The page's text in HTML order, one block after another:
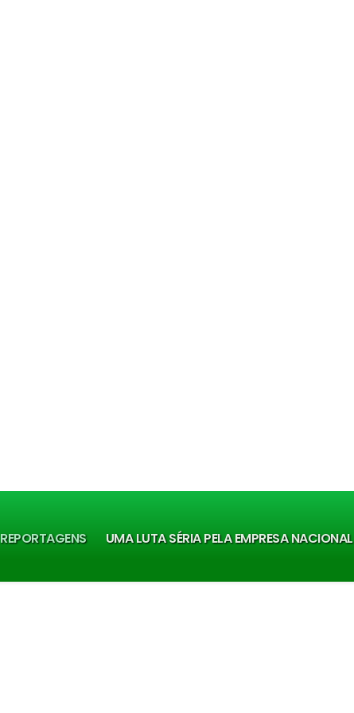
REPORTAGENS UMA LUTA SÉRIA PELA EMPRESA NACIONAL